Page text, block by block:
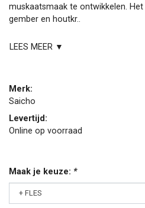
muskaatsmaak te ontwikkelen.
gember en houtkr..
LEES MEER ▼
Merk:
Saicho
Levertijd:
Online op voorraad
Maak je keuze: *